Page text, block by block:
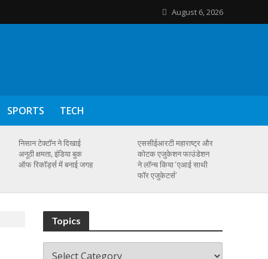
August 6, 2026
SPORTS TECH
निसान टेक्टॉन ने दिखाई
अनूठी क्षमता, इंडिया बुक
ऑफ रिकॉर्ड्स में बनाई जगह
एससीईआरटी महाराष्ट्र और
कोटक एजुकेशन फाउंडेशन
ने लॉन्च किया ‘एआई साथी
फॉर एजुकेटर्स’
Topics